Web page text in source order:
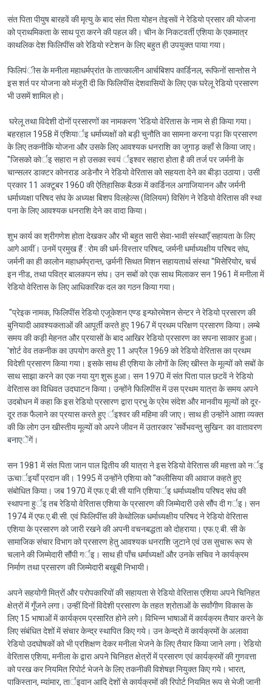
संत पिता पीयुष बारहवें की मृत्यु के बाद संत पिता योहन तेइसवें ने रेडियो प्रसार की योजना
को प्राथमिकता के साथ पूरा करने की पहल की। चीन के निकटवर्ती एशिया के एकमात्र
काथलिक देश फिलिपींस को रेडियो स्टेशन के लिए बहुत ही उपयुक्त पाया गया।
फिलिपंीस के मनीला महाधर्मप्रांत के तात्कालीन आर्चबिशप कार्डिनल, रूफिनों सान्तोस ने
इस शर्त पर योजना को मंजूरी दी कि फिलिपींस देशवासियों के लिए एक घरेलू रेडियो प्रसारण
भी उसमें शामिल हो।
घरेलू तथा विदेशी दोनों प्रसारणों का नामकरण 'रेडियो वेरितास के नाम से ही किया गया।
बहरहाल 1958 में एशियार्इ धर्माध्यक्षों को बड़ी चुनौति का सामना करना पड़ा कि प्रसारण
के लिए तकनीकि योजना और उसके लिए आवश्यक धनराशि का जुगाड़ कहाँ से किया जाए।
''जिसको कोर्इ सहारा न हो उसका स्वयं र्इश्वर सहारा होता है की तर्ज पर जर्मनी के
चान्सलर डाक्टर कोनराड अडेनौर ने रेडियो वेरितास को सहयता देने का बीड़ा उठाया। उसी
प्रकार 11 अक्टूबर 1960 की ऐतिहासिक बैठक में कार्डिनल अगाजियानन और जर्मनी
धर्माध्यक्षा परिषद संघ के अध्यक्ष बिशप विलहेल्स (विलियम) विसिंग ने रेडियो वेरितास की स्था
पना के लिए आवश्यक धनराशि देने का वादा किया।
शुभ कार्य का श्रीगणेश होता देखकर और भी बहुत सारी सेवा-भावी संस्थाएँ सहायता के लिए
आगे आयीं। उनमें प्रमुख हैं : रोम की धर्म-विस्तार परिषद, जर्मनी धर्माध्यक्षीय परिषद संघ,
जर्मनी का ही कालोन महाधर्मप्रान्त, जर्र्मनी सिथत मिशन सहायतार्थ संस्था ''मिसेरियोर, चर्च
इन नीड, तथा पवित्र बालकपन संघ। उन सबों को एक साथ मिलाकर सन 1961 में मनीला में
रेडियो वेरितास के लिए आधिकारिक दल का गठन किया गया।
''प्रेइक नामक, फिलिपींस रेडियो एजूकेशन एण्ड इन्फोरमेशन सेन्टर ने रेडियो प्रसारण की
बुनियादी आवश्यकताओं की आपूर्ती करते हुए 1967 में प्रथम परिक्षण प्रसारण किया। लम्बे
समय की कड़ी मेहनत और प्रयासों के बाद आखिर रेडियो प्रसारण का सपना साकार हुआ।
'शोर्ट वेव तकनीक का उपयोग करते हुए 11 अप्रैल 1969 को रेडियो वेरितास का प्रथम
विदेशी प्रसारण किया गया। इसके साथ ही एशिया के लोगों के लिए खीस्त के मूल्यों को सबों के
साथ साझा करने का एक नया युग शुरू हुआ। सन 1970 में संत पिता पाल छटवें ने रेडियो
वेरितास का विधिवत उदघाटन किया। उन्होंने फिलिपींस में उस प्रथम यात्रा के समय अपने
उदबोधन में कहा कि इस रेडियो प्रसारण द्वारा प्रभु के प्रेम संदेश और मानवीय मूल्यों को दूर-
दूर तक फैलाने का प्रयास करते हुए र्इश्वर की महिमा की जाए। साथ ही उन्होंने आशा व्यक्त
की कि लोग उन खीस्तीय मूल्यों को अपने जीवन में उतारकार 'सर्वेभवन्तु सुखिन: का वातावरण
बनाएेंगें।
सन 1981 में संत पिता जान पाल द्वितीय की यात्रा ने इस रेडियो वेरितास की महत्ता को नर्इ
ऊचार्इयाँ प्रदान की। 1995 में उन्होंने एशिया को ''कलीसिया की आवाज कहते हुए
संबोधित किया। जब 1970 में एफ.ए.बी.सी यानि एशियार्इ धर्माध्यक्षीय परिषद संघ की
स्थापना हुर्इ तब रेडियो वेरितास एशिया के प्रसारण की जिम्मेदारी उसे सौंप दी गर्इ। सन
1974 में एफ.ए.बी.सी. एवं फिलिपींस की केथोलिक धर्माध्यक्षीय परिषद ने रेडियो वेरितास
एशिया के प्रसारण को जारी रखने की अपनी वचनबद्धता को दोहराया। एफ.ए.बी. सी के
सामाजिक संचार विभाग को प्रसारण हेतु आवश्यक धनराशि जुटाने एवं उस सुचारू रूप से
चलाने की जिम्मेदारी सौंपी गर्इ। साथ ही पाँच धर्माध्यक्षों और उनके सचिव ने कार्यक्रम
निर्माण तथा प्रसारण की जिम्मेदारी बखूबी निभायी।
अपने सहयोगी मित्रों और परोपकारियों की सहायता से रेडियो वेरितास एशिया अपने चिनिहत
क्षेत्रों में गूँजने लगा। उन्हीं दिनों विदेशी प्रसारण के तहत श्रोताओं के सर्वांगीण विकास के
लिए 15 भाषाओं में कार्यक्रम प्रसारित होने लगे। विभिन्न भाषाओं में कार्यक्रम तैयार करने के
लिए संबंधित देशों में संचार केन्द्र स्थापित किए गये। उन केन्द्रो में कार्यक्रमों के अलावा
रेडियो उदघोषकों को भी प्रशिक्षण देकर मनीला भेजने के लिए तैयार किया जाने लगा। रेडियो
वेरितास एशिया, मनीला के द्वारा अपने चिनिहत क्षेत्रों में प्रसारण एवं कार्यक्रमों की गुणवत्ता
को परख कर नियमित रिपोर्ट भेजने के लिए तकनीकी विशेषज्ञ नियुक्त किए गये। भारत,
पाकिस्तान, म्यांमार, तार्इवान आदि देशों से कार्यक्रमों की रिपोर्ट नियमित रूप से भेजी जानी